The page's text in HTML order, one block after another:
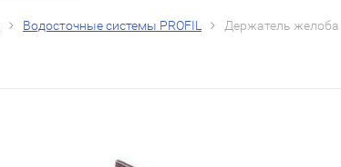
Водосточные системы PROFIL Держатель